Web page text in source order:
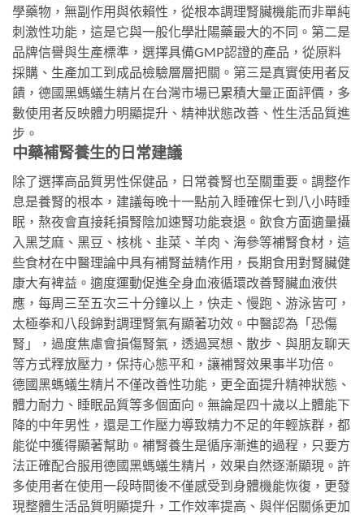
學藥物，無副作用與依賴性，從根本調理腎臟機能而非單純
刺激性功能，這是它與一般化學壯陽藥最大的不同。第二是
品牌信譽與生產標準，選擇具備GMP認證的產品，從原料
採購、生產加工到成品檢驗層層把關。第三是真實使用者反
饋，德國黑螞蟻生精片在台灣市場已累積大量正面評價，多
數使用者反映體力明顯提升、精神狀態改善、性生活品質進
步。
中藥補腎養生的日常建議
除了選擇高品質男性保健品，日常養腎也至關重要。調整作
息是養腎的根本，建議每晚十一點前入睡確保七到八小時睡
眠，熬夜會直接耗損腎陰加速腎功能衰退。飲食方面適量攝
入黑芝麻、黑豆、核桃、韭菜、羊肉、海參等補腎食材，這
些食材在中醫理論中具有補腎益精作用，長期食用對腎臟健
康大有裨益。適度運動促進全身血液循環改善腎臟血液供
應，每周三至五次三十分鐘以上，快走、慢跑、游泳皆可，
太極拳和八段錦對調理腎氣有顯著功效。中醫認為「恐傷
腎」，過度焦慮會損傷腎氣，透過冥想、散步、與朋友聊天
等方式釋放壓力，保持心態平和，讓補腎效果事半功倍。
德國黑螞蟻生精片不僅改善性功能，更全面提升精神狀態、
體力耐力、睡眠品質等多個面向。無論是四十歲以上體能下
降的中年男性，還是工作壓力導致精力不足的年輕族群，都
能從中獲得顯著幫助。補腎養生是循序漸進的過程，只要方
法正確配合服用德國黑螞蟻生精片，效果自然逐漸顯現。許
多使用者在使用一段時間後不僅感受到身體機能恢復，更發
現整體生活品質明顯提升，工作效率提高、與伴侶關係更加